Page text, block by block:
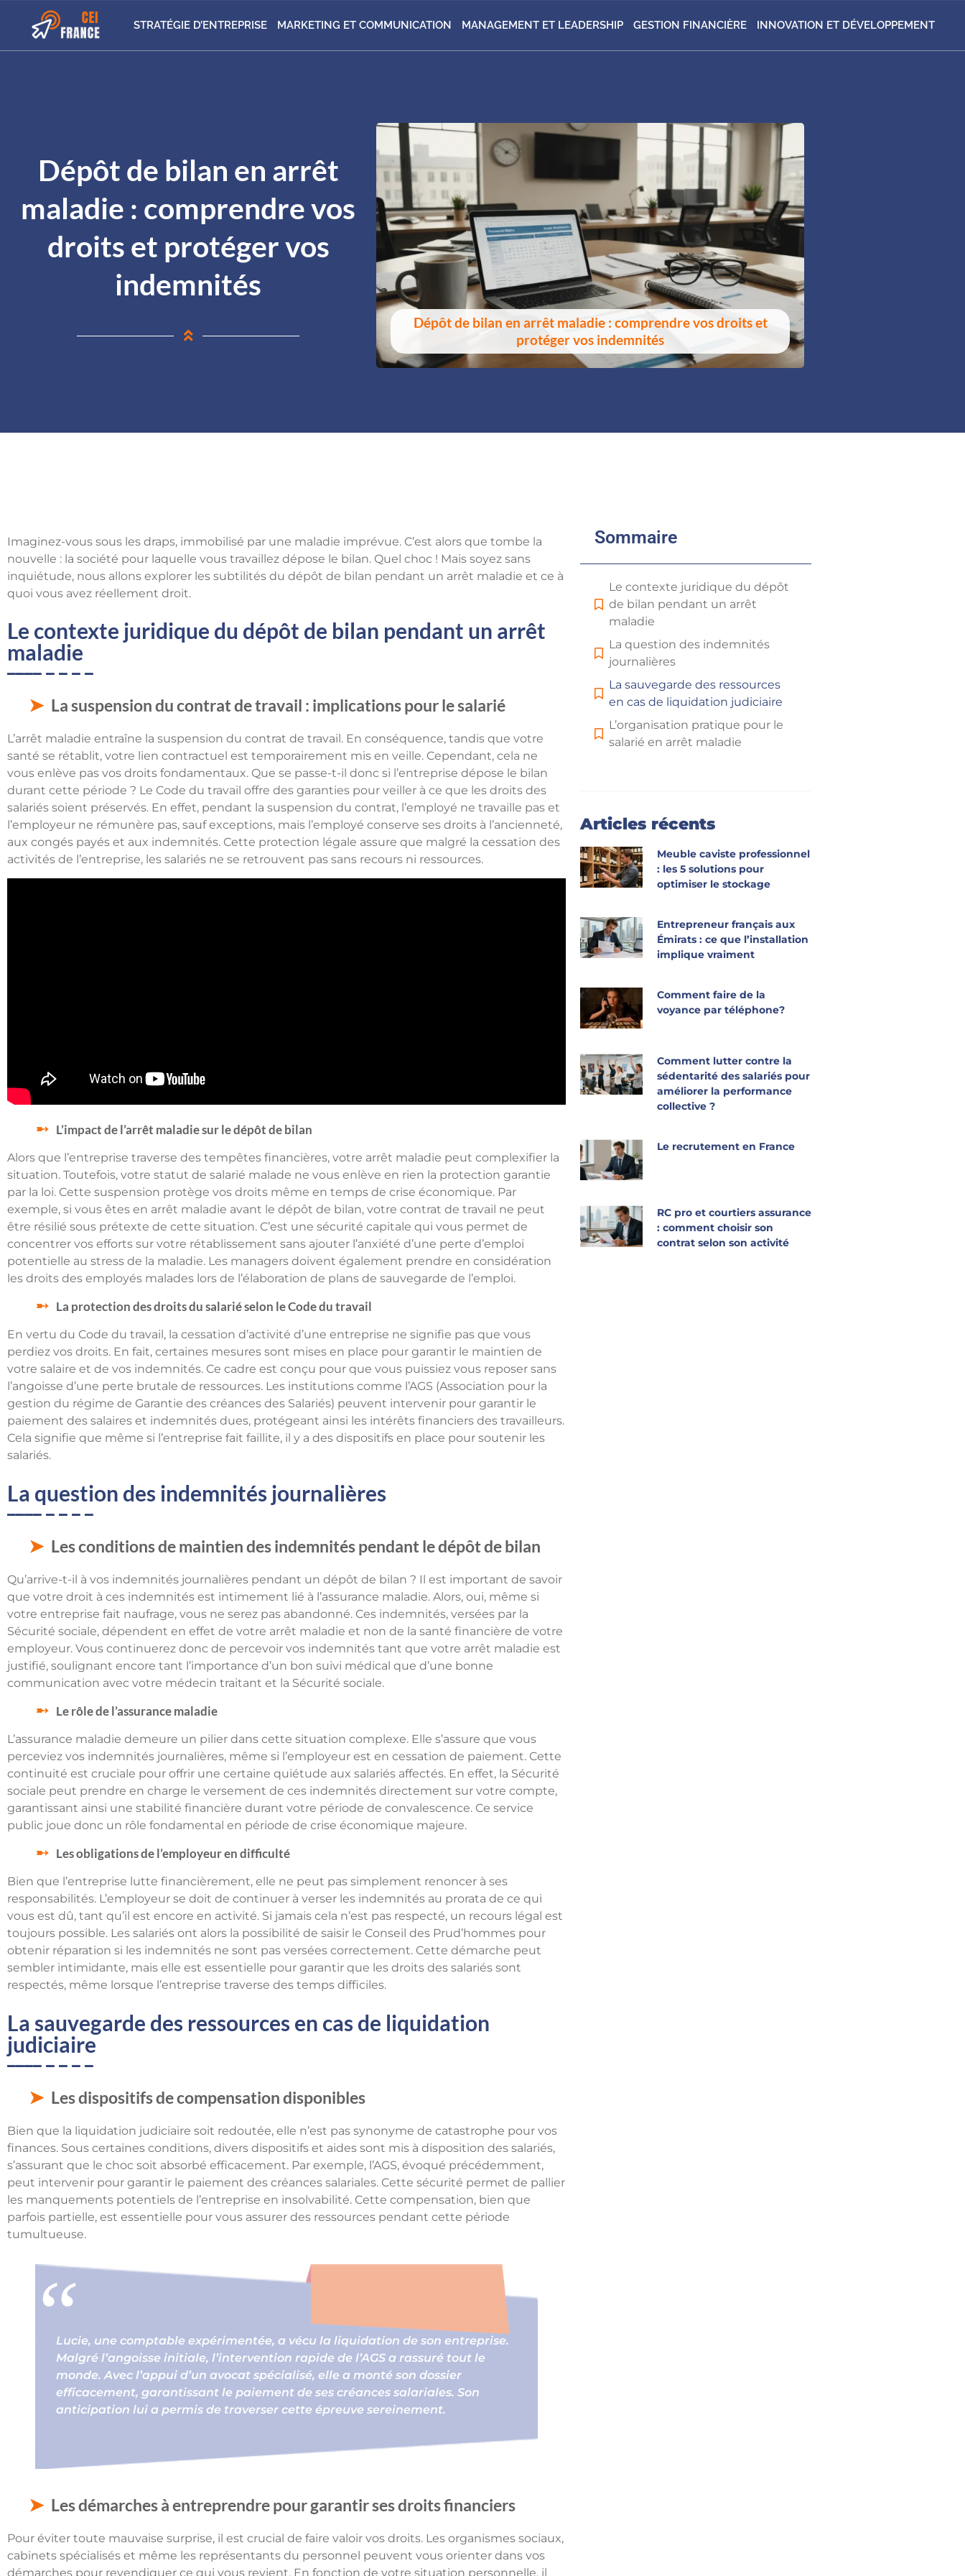
STRATÉGIE D’ENTREPRISE MARKETING ET COMMUNICATION MANAGEMENT ET LEADERSHIP GESTION FINANCIÈRE INNOVATION ET DÉVELOPPEMENT
Dépôt de bilan en arrêt
maladie : comprendre vos
droits et protéger vos
indemnités
Dépôt de bilan en arrêt maladie : comprendre vos droits et
protéger vos indemnités
Imaginez-vous sous les draps, immobilisé par une maladie imprévue. C’est alors que tombe la
nouvelle : la société pour laquelle vous travaillez dépose le bilan. Quel choc ! Mais soyez sans
inquiétude, nous allons explorer les subtilités du dépôt de bilan pendant un arrêt maladie et ce à
quoi vous avez réellement droit.
Le contexte juridique du dépôt de bilan pendant un arrêt
maladie
La suspension du contrat de travail : implications pour le salarié
L’arrêt maladie entraîne la suspension du contrat de travail. En conséquence, tandis que votre
santé se rétablit, votre lien contractuel est temporairement mis en veille. Cependant, cela ne
vous enlève pas vos droits fondamentaux. Que se passe-t-il donc si l’entreprise dépose le bilan
durant cette période ? Le Code du travail offre des garanties pour veiller à ce que les droits des
salariés soient préservés. En effet, pendant la suspension du contrat, l’employé ne travaille pas et
l’employeur ne rémunère pas, sauf exceptions, mais l’employé conserve ses droits à l’ancienneté,
aux congés payés et aux indemnités. Cette protection légale assure que malgré la cessation des
activités de l’entreprise, les salariés ne se retrouvent pas sans recours ni ressources.
L’impact de l’arrêt maladie sur le dépôt de bilan
Alors que l’entreprise traverse des tempêtes financières, votre arrêt maladie peut complexifier la
situation. Toutefois, votre statut de salarié malade ne vous enlève en rien la protection garantie
par la loi. Cette suspension protège vos droits même en temps de crise économique. Par
exemple, si vous êtes en arrêt maladie avant le dépôt de bilan, votre contrat de travail ne peut
être résilié sous prétexte de cette situation. C’est une sécurité capitale qui vous permet de
concentrer vos efforts sur votre rétablissement sans ajouter l’anxiété d’une perte d’emploi
potentielle au stress de la maladie. Les managers doivent également prendre en considération
les droits des employés malades lors de l’élaboration de plans de sauvegarde de l’emploi.
La protection des droits du salarié selon le Code du travail
En vertu du Code du travail, la cessation d’activité d’une entreprise ne signifie pas que vous
perdiez vos droits. En fait, certaines mesures sont mises en place pour garantir le maintien de
votre salaire et de vos indemnités. Ce cadre est conçu pour que vous puissiez vous reposer sans
l’angoisse d’une perte brutale de ressources. Les institutions comme l’AGS (Association pour la
gestion du régime de Garantie des créances des Salariés) peuvent intervenir pour garantir le
paiement des salaires et indemnités dues, protégeant ainsi les intérêts financiers des travailleurs.
Cela signifie que même si l’entreprise fait faillite, il y a des dispositifs en place pour soutenir les
salariés.
La question des indemnités journalières
Les conditions de maintien des indemnités pendant le dépôt de bilan
Qu’arrive-t-il à vos indemnités journalières pendant un dépôt de bilan ? Il est important de savoir
que votre droit à ces indemnités est intimement lié à l’assurance maladie. Alors, oui, même si
votre entreprise fait naufrage, vous ne serez pas abandonné. Ces indemnités, versées par la
Sécurité sociale, dépendent en effet de votre arrêt maladie et non de la santé financière de votre
employeur. Vous continuerez donc de percevoir vos indemnités tant que votre arrêt maladie est
justifié, soulignant encore tant l’importance d’un bon suivi médical que d’une bonne
communication avec votre médecin traitant et la Sécurité sociale.
Le rôle de l’assurance maladie
L’assurance maladie demeure un pilier dans cette situation complexe. Elle s’assure que vous
perceviez vos indemnités journalières, même si l’employeur est en cessation de paiement. Cette
continuité est cruciale pour offrir une certaine quiétude aux salariés affectés. En effet, la Sécurité
sociale peut prendre en charge le versement de ces indemnités directement sur votre compte,
garantissant ainsi une stabilité financière durant votre période de convalescence. Ce service
public joue donc un rôle fondamental en période de crise économique majeure.
Les obligations de l’employeur en difficulté
Bien que l’entreprise lutte financièrement, elle ne peut pas simplement renoncer à ses
responsabilités. L’employeur se doit de continuer à verser les indemnités au prorata de ce qui
vous est dû, tant qu’il est encore en activité. Si jamais cela n’est pas respecté, un recours légal est
toujours possible. Les salariés ont alors la possibilité de saisir le Conseil des Prud’hommes pour
obtenir réparation si les indemnités ne sont pas versées correctement. Cette démarche peut
sembler intimidante, mais elle est essentielle pour garantir que les droits des salariés sont
respectés, même lorsque l’entreprise traverse des temps difficiles.
La sauvegarde des ressources en cas de liquidation
judiciaire
Les dispositifs de compensation disponibles
Bien que la liquidation judiciaire soit redoutée, elle n’est pas synonyme de catastrophe pour vos
finances. Sous certaines conditions, divers dispositifs et aides sont mis à disposition des salariés,
s’assurant que le choc soit absorbé efficacement. Par exemple, l’AGS, évoqué précédemment,
peut intervenir pour garantir le paiement des créances salariales. Cette sécurité permet de pallier
les manquements potentiels de l’entreprise en insolvabilité. Cette compensation, bien que
parfois partielle, est essentielle pour vous assurer des ressources pendant cette période
tumultueuse.
Lucie, une comptable expérimentée, a vécu la liquidation de son entreprise.
Malgré l’angoisse initiale, l’intervention rapide de l’AGS a rassuré tout le
monde. Avec l’appui d’un avocat spécialisé, elle a monté son dossier
efficacement, garantissant le paiement de ses créances salariales. Son
anticipation lui a permis de traverser cette épreuve sereinement.
Les démarches à entreprendre pour garantir ses droits financiers
Pour éviter toute mauvaise surprise, il est crucial de faire valoir vos droits. Les organismes sociaux,
cabinets spécialisés et même les représentants du personnel peuvent vous orienter dans vos
démarches pour revendiquer ce qui vous revient. En fonction de votre situation personnelle, il
Sommaire
Le contexte juridique du dépôt
de bilan pendant un arrêt
maladie
La question des indemnités
journalières
La sauvegarde des ressources
en cas de liquidation judiciaire
L’organisation pratique pour le
salarié en arrêt maladie
Articles récents
Meuble caviste professionnel
: les 5 solutions pour
optimiser le stockage
Entrepreneur français aux
Émirats : ce que l’installation
implique vraiment
Comment faire de la
voyance par téléphone?
Comment lutter contre la
sédentarité des salariés pour
améliorer la performance
collective ?
Le recrutement en France
RC pro et courtiers assurance
: comment choisir son
contrat selon son activité